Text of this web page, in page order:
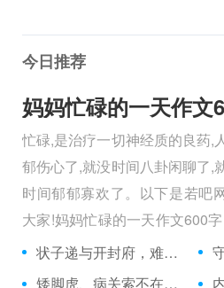
今日推荐
忙碌,是治疗一切神经质的良药,
郁伤心了,就没时间八卦闲聊了,
时间郁郁寡欢了。以下是若吧
大家!妈妈忙碌的一天作文600
人民警察，她总有做不完的事情
状子递与开封府，难忍怒气心中生 （5字口语）
矮脚虎、病关索不在，智多星、行者前往此处 （七字俗语）